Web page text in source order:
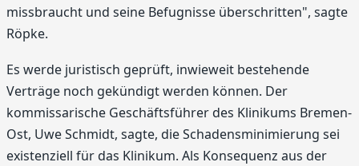
missbraucht und seine Befugnisse überschritten", sagte
Röpke.
Es werde juristisch geprüft, inwieweit bestehende
Verträge noch gekündigt werden können. Der
kommissarische Geschäftsführer des Klinikums Bremen-
Ost, Uwe Schmidt, sagte, die Schadensminimierung sei
existenziell für das Klinikum. Als Konsequenz aus der